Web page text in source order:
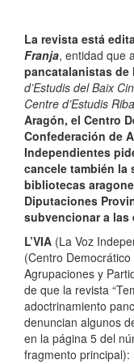
La revista está
Franja, entidad que
pancatalanistas de
d’Estudis del Baix
Centre d’Estudis
Aragón, el Centro
Confederación de
Independientes
cancele también la
bibliotecas
Diputaciones
subvencionar a
L’VIA (La Voz
(Centro
Agrupaciones y
de que la revista
adoctrinamiento
denuncian algunos
en la página 5 del
fragmento principal):